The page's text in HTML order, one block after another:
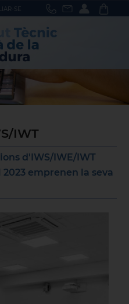
SE
IWT
d'IWS/IWE/IWT
emprenen la seva